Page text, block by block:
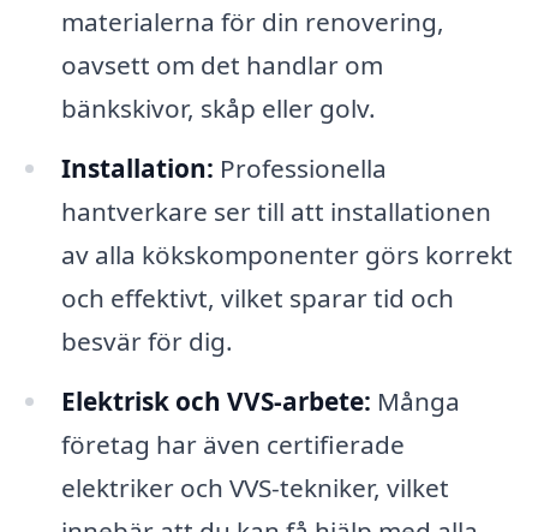
materialerna för din renovering,
oavsett om det handlar om
bänkskivor, skåp eller golv.
Installation: Professionella
hantverkare ser till att installationen
av alla kökskomponenter görs korrekt
och effektivt, vilket sparar tid och
besvär för dig.
Elektrisk och VVS-arbete: Många
företag har även certifierade
elektriker och VVS-tekniker, vilket